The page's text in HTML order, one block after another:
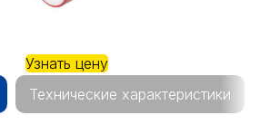
Узнать цену
Технические характеристики